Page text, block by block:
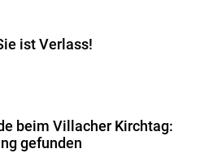
ist Verlass!
beim Villacher Kirchtag:
gefunden